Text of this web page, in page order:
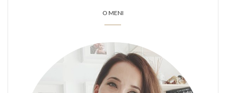
O MENI